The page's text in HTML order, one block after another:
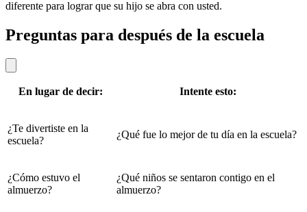
diferente para lograr que su hijo se abra con usted.
Preguntas para después de la escuela
En lugar de decir: Intente esto:
¿Te divertiste en la
escuela?
¿Qué fue lo mejor de tu día en la escuela?
¿Cómo estuvo el
almuerzo?
¿Qué niños se sentaron contigo en el
almuerzo?